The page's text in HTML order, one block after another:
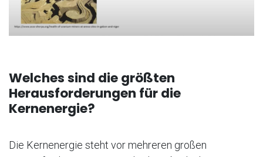
Welches sind die größten
Herausforderungen für die
Kernenergie?
Die Kernenergie steht vor mehreren großen